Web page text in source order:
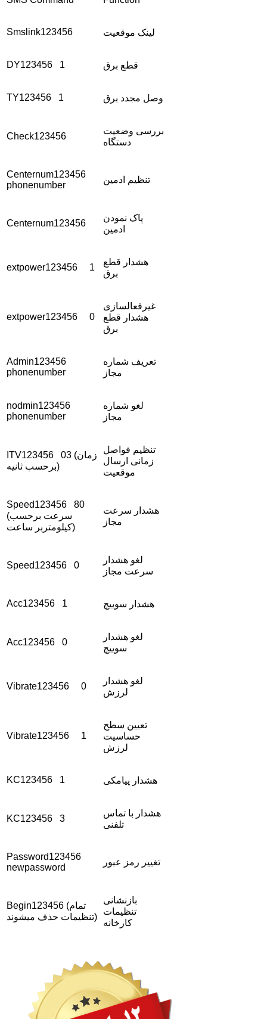
Smslink123456 لینک موقعیت
DY123456 1 قطع برق
TY123456 1 وصل مجدد برق
Check123456
بررسی وضعیت
دستگاه
Centernum123456
phonenumber
تنظیم ادمین
Centernum123456
پاک نمودن
ادمین
extpower123456 1
هشدار قطع
برق
extpower123456 0
غیرفعالسازی
هشدار قطع
برق
Admin123456
phonenumber
تعریف شماره
مجاز
nodmin123456
phonenumber
لغو شماره
مجاز
ITV123456 03 (زمان
برحسب ثانیه)
تنظیم فواصل
زمانی ارسال
موقعیت
Speed123456 80
(سرعت برحسب
کیلومتربر ساعت)
هشدار سرعت
مجاز
Speed123456 0
لغو هشدار
سرعت مجاز
Acc123456 1 هشدار سوییچ
Acc123456 0
لغو هشدار
سوییچ
Vibrate123456 0
لغو هشدار
لرزش
Vibrate123456 1
تعیین سطح
حساسیت
لرزش
KC123456 1 هشدار پیامکی
KC123456 3
هشدار با تماس
تلفنی
Password123456
newpassword
تغییر رمز عبور
Begin123456 (تمام
تنظیمات حذف میشوند)
بازنشانی
تنظیمات
کارخانه